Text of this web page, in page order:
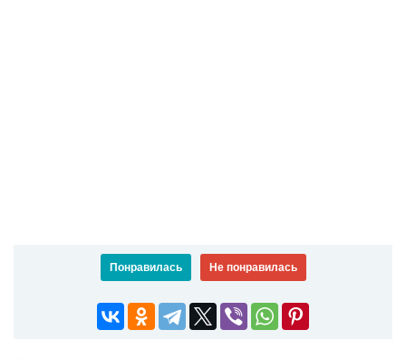
Понравилась Не понравилась